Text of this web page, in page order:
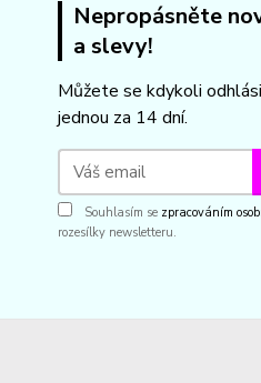
Nepropásněte
a slevy!
Můžete se kdykoli
jednou za 14 dní.
Souhlasím se zpracováním
rozesílky newsletteru.